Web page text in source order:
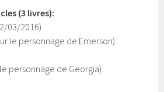
(3 livres):
03/2016)
le personnage de Emerson)
personnage de Georgia)